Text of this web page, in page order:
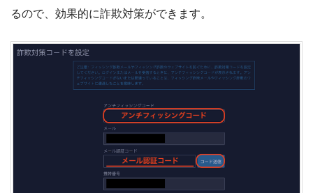
るので、効果的に詐欺対策ができます。